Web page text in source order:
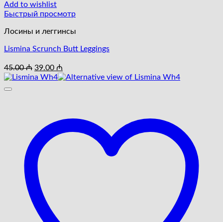
Add to wishlist
Быстрый просмотр
Лосины и леггинсы
Lismina Scrunch Butt Leggings
45.00₼ Первоначальная
цена
39.00 ₼
цена: